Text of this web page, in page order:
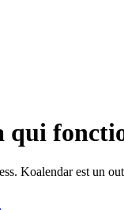
qui
Koalendar est un